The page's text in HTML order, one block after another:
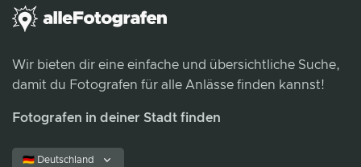
Wir bieten dir eine einfache und übersichtliche Suche,
damit du Fotografen für alle Anlässe finden kannst!
Fotografen in deiner Stadt finden
🇩🇪 Deutschland